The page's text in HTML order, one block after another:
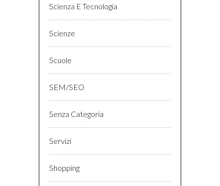
Scienza E Tecnologia
Scienze
Scuole
SEM/SEO
Senza Categoria
Servizi
Shopping